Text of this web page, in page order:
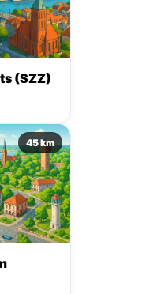
(SZZ)
45 km